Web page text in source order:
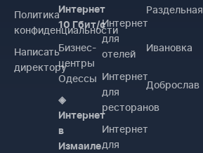
Политика
конфиденциальности
Написать
директору
Интернет
10 Гбит/с
Бизнес-
центры
Одессы
◈
Интернет
в
Измаиле
Интернет
для
отелей
Интернет
для
ресторанов
Интернет
для
Раздельная
Ивановка
Доброслав